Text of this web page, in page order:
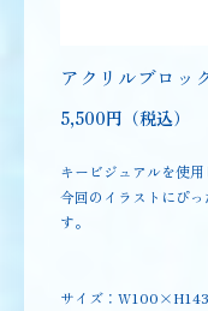
アクリルブロッ
5,500円（税込）
キービジュアルを使用
今回のイラストにぴ
す。
サイズ：